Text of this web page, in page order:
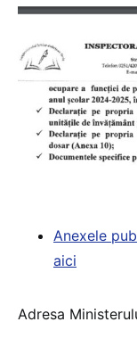
Anexele
aici
Adresa